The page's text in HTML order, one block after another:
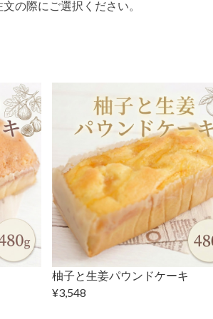
の際にご選択ください。
柚子と生姜パウンドケーキ
¥3,548